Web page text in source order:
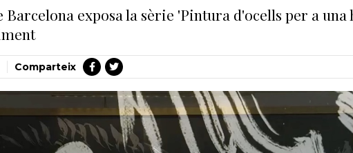
Barcelona exposa la sèrie 'Pintura d'ocells per a
Comparteix